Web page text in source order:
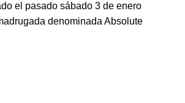
el pasado sábado 3 de enero
denominada Absolute